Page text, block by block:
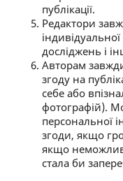
публікації.
Редактори
досліджень і
Авторам
згоду на
себе або
фотографій).
персональної
згоди, якщо
якщо
стала би